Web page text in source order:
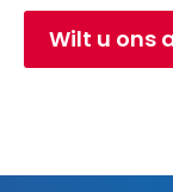
Wilt u ons